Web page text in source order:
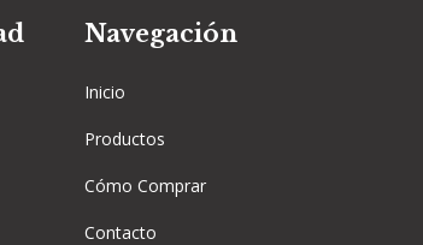
Navegación
Inicio
Productos
Cómo Comprar
Contacto